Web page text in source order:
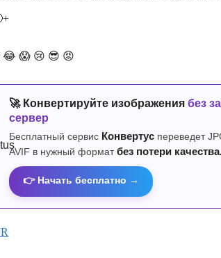
😂 😱 😢 😎 😡
🚀 Конвертируйте изображения без
сервер
Бесплатный сервис Конвертус переведет
AVIF в нужный формат без потери
👉 Начать бесплатно →